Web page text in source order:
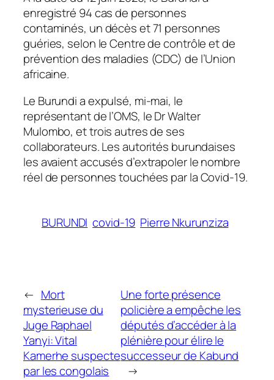
enregistré 94 cas de personnes
contaminés, un décès et 71 personnes
guéries, selon le Centre de contrôle et de
prévention des maladies (CDC) de l’Union
africaine.
Le Burundi a expulsé, mi-mai, le
représentant de l’OMS, le Dr Walter
Mulombo, et trois autres de ses
collaborateurs. Les autorités burundaises
les avaient accusés d’extrapoler le nombre
réel de personnes touchées par la Covid-19.
BURUNDI covid-19 Pierre Nkurunziza
← Mort
mysterieuse du
Juge Raphael
Yanyi: Vital
Kamerhe suspecte
par les congolais
Une forte présence
policière a empêche les
députés d’accéder à la
plénière pour élire le
successeur de Kabund
→